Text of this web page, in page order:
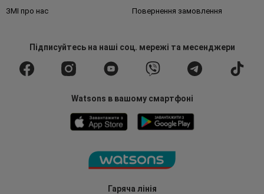
Гаряча лінія
ЗМІ про нас Повернення замовлення
Підписуйтесьна наші соц. мережі та месенджери
Watsons в вашому смартфоні